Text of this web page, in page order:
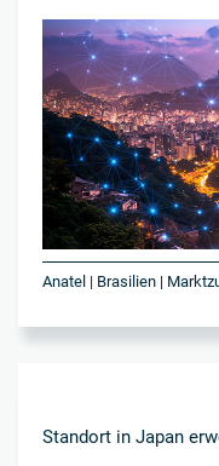
Anatel | Brasilien |
Standort in Japan